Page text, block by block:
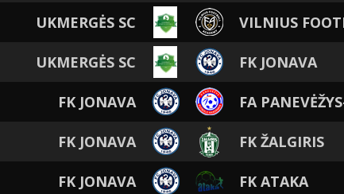
UKMERGĖS SC VILNIUS
UKMERGĖS SC FK JONAVA
FK JONAVA FA
FK JONAVA FK ŽALGIRIS
FK JONAVA FK ATAKA